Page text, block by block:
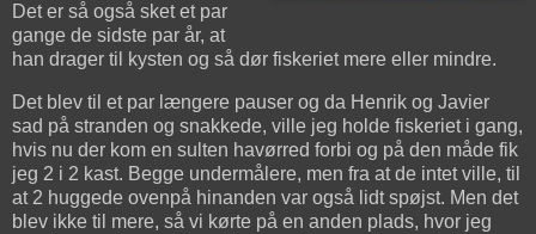
Det er så også sket et par
gange de sidste par år, at
han drager til kysten og så dør fiskeriet mere eller mindre.
Det blev til et par længere pauser og da Henrik og Javier
sad på stranden og snakkede, ville jeg holde fiskeriet i gang,
hvis nu der kom en sulten havørred forbi og på den måde fik
jeg 2 i 2 kast. Begge undermålere, men fra at de intet ville, til
at 2 huggede ovenpå hinanden var også lidt spøjst. Men det
blev ikke til mere, så vi kørte på en anden plads, hvor jeg